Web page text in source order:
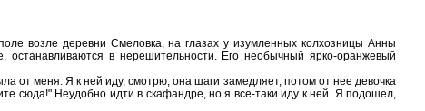
возле деревни Смеловка, на глазах у изумленных колхозницы Анны
в нерешительности. Его необычный ярко-оранжевый
меня. Я к ней иду, смотрю, она шаги замедляет, потом от нее девочка
сюда!" Неудобно идти в скафандре, но я все-таки иду к ней. Я подошел,